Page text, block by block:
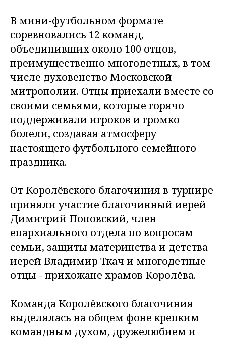
В мини-футбольном формате
соревновались 12 команд,
объединивших около 100 отцов,
преимущественно многодетных, в том
числе духовенство Московской
митрополии. Отцы приехали вместе со
своими семьями, которые горячо
поддерживали игроков и громко
болели, создавая атмосферу
настоящего футбольного семейного
праздника.
От Королёвского благочиния в турнире
приняли участие благочинный иерей
Димитрий Поповский, член
епархиального отдела по вопросам
семьи, защиты материнства и детства
иерей Владимир Ткач и многодетные
отцы - прихожане храмов Королёва.
Команда Королёвского благочиния
выделялась на общем фоне крепким
командным духом, дружелюбием и